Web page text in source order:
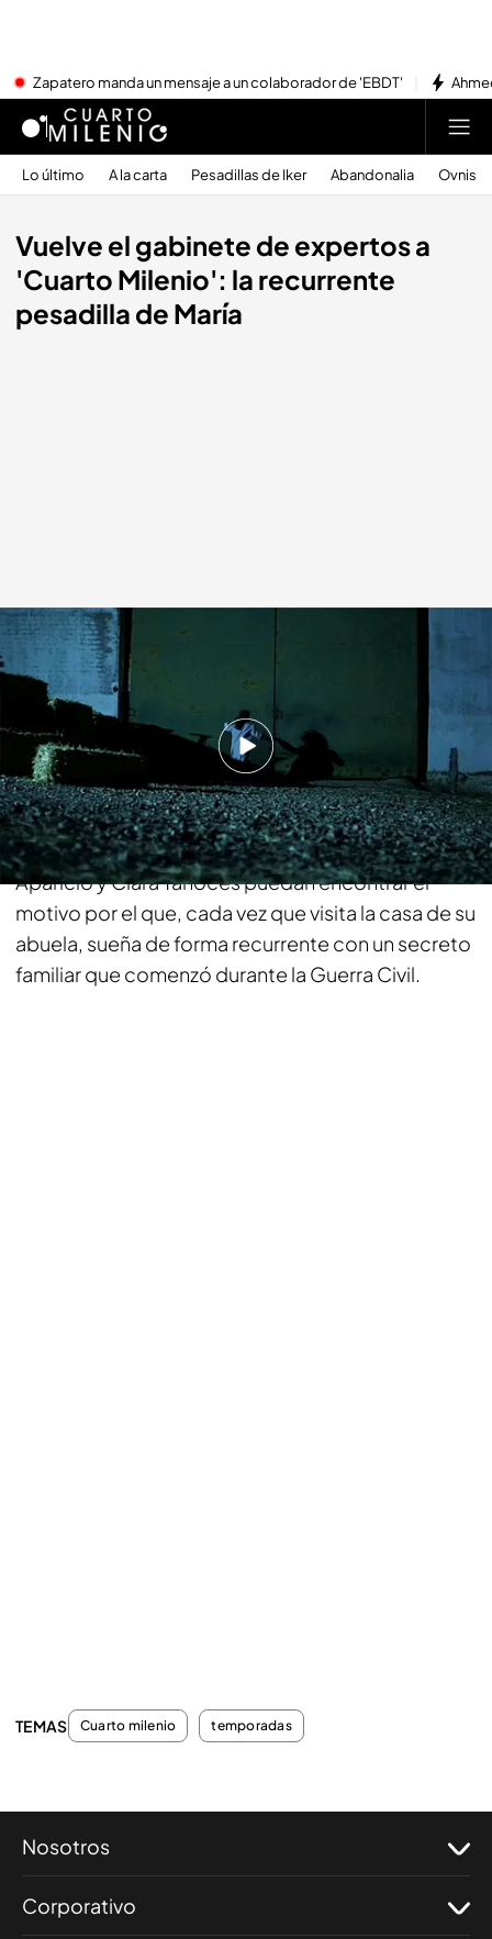
Zapatero manda un mensaje a un colaborador de 'EBDT'
Lo último A la carta Pesadillas de Iker Abandonalia Ovnis
Vuelve el gabinete de expertos a
'Cuarto Milenio': la recurrente
pesadilla de María
cuatro.com
05 SEP 2016 - 01:11h.
Compartir
María hace llegar su caso al gabinete de expertos
de 'Cuarto Milenio' con la esperanza de que Lola
Aparicio y Clara Tahoces puedan encontrar el
motivo por el que, cada vez que visita la casa de su
abuela, sueña de forma recurrente con un secreto
familiar que comenzó durante la Guerra Civil.
TEMAS Cuarto milenio temporadas
Nosotros
Corporativo